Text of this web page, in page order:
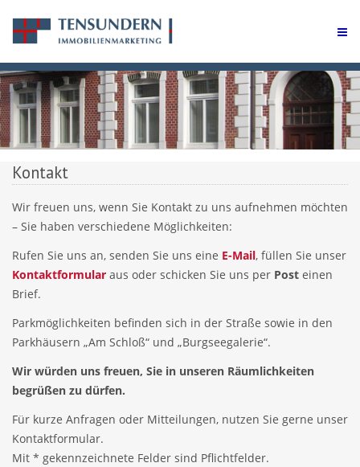
Kontakt
Wir freuen uns, wenn Sie Kontakt zu uns aufnehmen möchten
– Sie haben verschiedene Möglichkeiten:
Rufen Sie uns an, senden Sie uns eine E-Mail, füllen Sie unser
Kontaktformular aus oder schicken Sie uns per Post einen
Brief.
Parkmöglichkeiten befinden sich in der Straße sowie in den
Parkhäusern „Am Schloß“ und „Burgseegalerie“.
Wir würden uns freuen, Sie in unseren Räumlichkeiten
begrüßen zu dürfen.
Für kurze Anfragen oder Mitteilungen, nutzen Sie gerne unser
Kontaktformular.
Mit * gekennzeichnete Felder sind Pflichtfelder.